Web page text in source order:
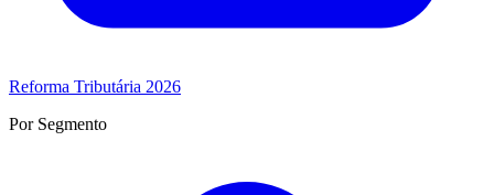
Reforma Tributária 2026
Por Segmento